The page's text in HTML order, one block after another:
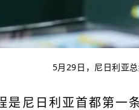
5月29日，尼日利亚
是尼日利亚首都第一